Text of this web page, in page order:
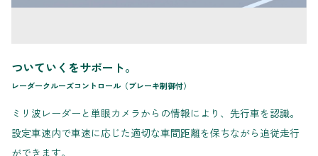
ついていくをサポート。
レーダークルーズコントロール（ブレーキ制御付）
ミリ波レーダーと単眼カメラからの情報により、先行車を認識。
設定車速内で車速に応じた適切な車間距離を保ちながら追従走行
ができます。